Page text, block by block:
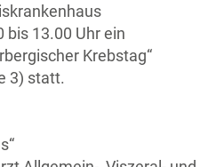
bis 13.00 Uhr ein
Krebstag“
3) statt.